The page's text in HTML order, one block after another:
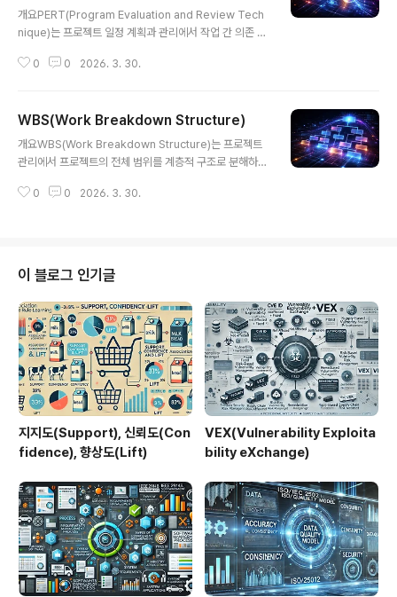
개요PERT(Program Evaluation and Review Tech
nique)는 프로젝트 일정 계획과 관리에서 작업 간 의존 관
네트워크 기반 일정 관리 기법이다. 1950년대 미국 해군
위해 만들어졌다.PERT는 프로젝트 작업(Activity)과 이
벤트(Event)를 네트워크 형태로 표현하고 각 작업의 소요
시간을 낙관적 시간(Optimistic Time), 가장 가능성 높
Time)으로 정의하여 확률적 일정 분석을 수행한다.이 기
0 0 2026. 3. 30.
WBS(Work Breakdown Structure)
개요WBS(Work Breakdown Structure)는 프로젝트
관리에서 프로젝트의 전체 범위를 계층적 구조로 분해하여
필요한 모든 작업을 체계적으로 분해하여 정의함으로써 일
관리의 핵심 산출물 중 하나로, 프로젝트 계획 수립 단계에
서 작성된다. 복잡한 프로젝트를 관리 가능한 단위로 나누
어 프로젝트 팀이 각 작업을 명확하게 이해하고 책임을 할
당할 수 있도록 돕는다.특히 IT 프로젝트, 건설 프로젝트,
연구개발 프로젝트 등 대규모 프로젝트에서 일정 관리, 비
용 ..
0 0 2026. 3. 30.
이 블로그 인기글
지지도(Support), 신뢰도(Con
fidence), 향상도(Lift)
VEX(Vulnerability Exploita
bility eXchange)